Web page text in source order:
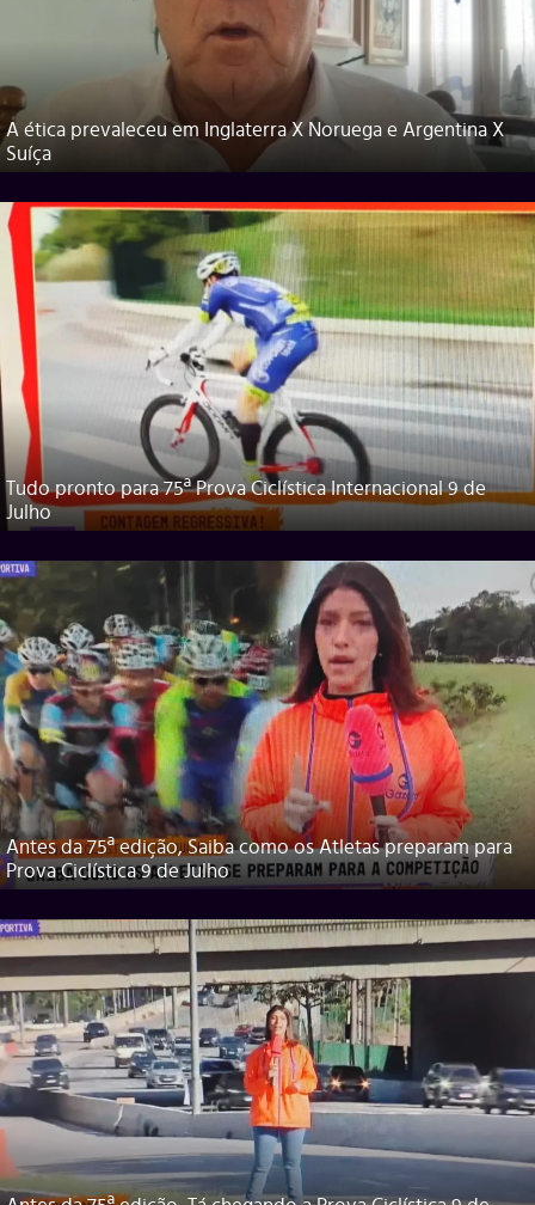
A ética prevaleceu em Inglaterra X Noruega e Argentina X
Suíça
Tudo pronto para 75ª Prova Ciclística Internacional 9 de
Julho
Antes da 75ª edição, Saiba como os Atletas preparam para
Prova Ciclística 9 de Julho